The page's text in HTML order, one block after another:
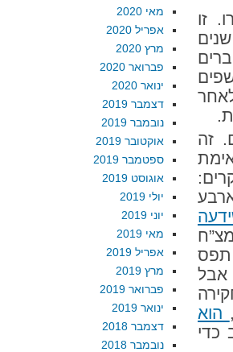
זו
לאחר
זה
תפס
אבל
הוא
כדי
מאי 2020
אפריל 2020
מרץ 2020
פברואר 2020
ינואר 2020
דצמבר 2019
נובמבר 2019
אוקטובר 2019
ספטמבר 2019
אוגוסט 2019
יולי 2019
יוני 2019
מאי 2019
אפריל 2019
מרץ 2019
פברואר 2019
ינואר 2019
דצמבר 2018
נובמבר 2018